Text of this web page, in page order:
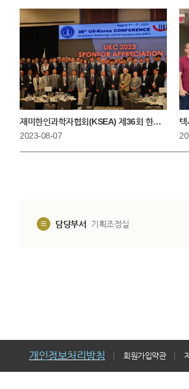
재미한인과학자협회(KSEA) 제36회 한미학술대
2023-08-07
담당부서 기획조정실
개인정보처리방침 회원가입약관